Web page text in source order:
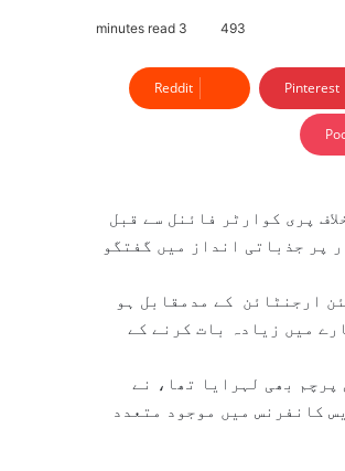
493
Pinterest
Reddit
پری کوارٹر فائنل سے قبل
پر جذباتی انداز میں گفتگو
چیمپئن ارجنٹائن کے مدمقابل ہو
میں زیادہ بات کرنے کے
پرچم بھی لہرایا تھا، نے
کانفرنس میں موجود متعدد